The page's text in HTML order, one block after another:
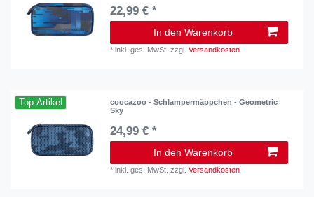
22,99 € *
In den Warenkorb
*inkl. ges. MwSt. zzgl.Versandkosten
Top-Artikel
coocazoo - Schlampermäppchen - Geometric
Sky
24,99 € *
In den Warenkorb
*inkl. ges. MwSt. zzgl.Versandkosten